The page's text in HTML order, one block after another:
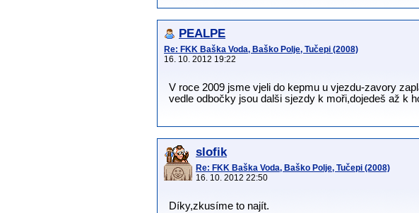
PEALPE
Re: FKK Baška Voda, Baško Polje, Tučepi (2008)
16. 10. 2012 19:22
V roce 2009 jsme vjeli do kepmu u vjezdu-zavory
vedle odbočky jsou dalši sjezdy k moři,dojedeš až k
slofik
Re: FKK Baška Voda, Baško Polje, Tučepi (2008)
16. 10. 2012 22:50
Díky,zkusíme to najít.